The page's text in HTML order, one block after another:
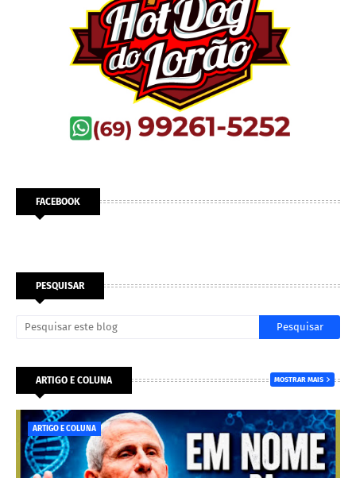
FACEBOOK
PESQUISAR
ARTIGO E COLUNA MOSTRAR MAIS
ARTIGO E COLUNA